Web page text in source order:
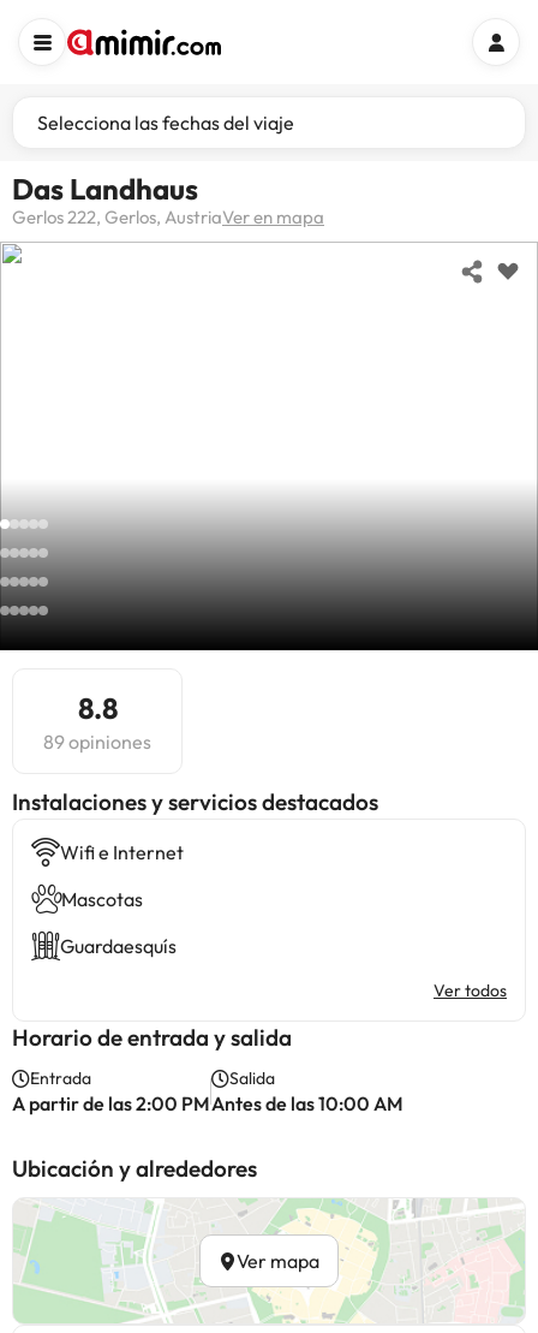
Selecciona las fechas del viaje
Das Landhaus
Gerlos 222, Gerlos, AustriaVer en mapa
8.8
89 opiniones
Instalaciones y servicios destacados
Wifi e Internet
Mascotas
Guardaesquís
Ver todos
Horario de entrada y salida
Entrada
A partir de las 2:00 PM
Salida
Antes de las 10:00 AM
Ubicación y alrededores
Ver mapa